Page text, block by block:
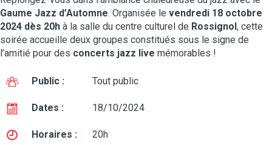
Gaume Jazz d’Automne. Organisée le vendredi 18 octobre
2024 dès 20h à la salle du centre culturel de Rossignol , cette
soirée accueille deux groupes constitués sous le signe de
l’amitié pour des concerts jazz live mémorables !
Public : Tout public
Dates : 18/10/2024
Horaires : 20h